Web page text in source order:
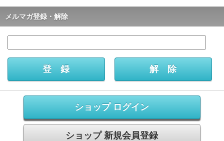
メルマガ登録・解除
ショップ ログイン
ショップ 新規会員登録